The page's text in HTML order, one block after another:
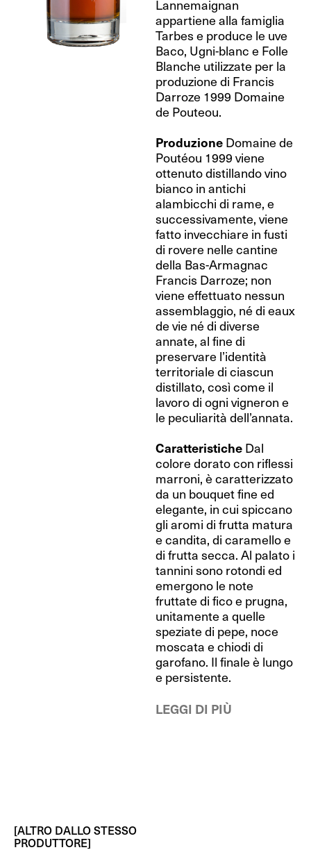
Lannemaignan
appartiene alla famiglia
Tarbes e produce le uve
Baco, Ugni-blanc e Folle
Blanche utilizzate per la
produzione di Francis
Darroze 1999 Domaine
de Pouteou.
Produzione Domaine de
Poutéou 1999 viene
ottenuto distillando vino
bianco in antichi
alambicchi di rame, e
successivamente, viene
fatto invecchiare in fusti
di rovere nelle cantine
della Bas-Armagnac
Francis Darroze; non
viene effettuato nessun
assemblaggio, né di eaux
de vie né di diverse
annate, al fine di
preservare l’identità
territoriale di ciascun
distillato, così come il
lavoro di ogni vigneron e
le peculiarità dell’annata.
Caratteristiche Dal
colore dorato con riflessi
marroni, è caratterizzato
da un bouquet fine ed
elegante, in cui spiccano
gli aromi di frutta matura
e candita, di caramello e
di frutta secca. Al palato i
tannini sono rotondi ed
emergono le note
fruttate di fico e prugna,
unitamente a quelle
speziate di pepe, noce
moscata e chiodi di
garofano. Il finale è lungo
e persistente.
LEGGI DI PIÙ
[ALTRO DALLO STESSO
PRODUTTORE]